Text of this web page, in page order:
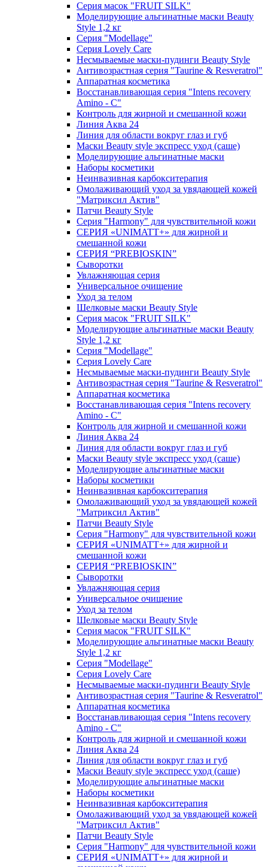
Серия масок "FRUIT SILK"
Моделирующие альгинатные маски Beauty
Style 1,2 кг
Серия "Modellage"
Cерия Lovely Care
Несмываемые маски-пудинги Beauty Style
Антивозрастная серия "Taurine & Resveratrol"
Аппаратная косметика
Восстанавливающая серия "Intens recovery
Amino - C"
Контроль для жирной и смешанной кожи
Линия Аква 24
Линия для области вокруг глаз и губ
Маски Beauty style экспресс уход (саше)
Моделирующие альгинатные маски
Наборы косметики
Неинвазивная карбокситерапия
Омолаживающий уход за увядающей кожей
"Матриксил Актив"
Патчи Beauty Style
Серия "Harmony" для чувствительной кожи
СЕРИЯ «UNIMATT+» для жирной и
смешанной кожи
СЕРИЯ “PREBIOSKIN”
Сыворотки
Увлажняющая серия
Универсальное очищение
Уход за телом
Шелковые маски Beauty Style
Серия масок "FRUIT SILK"
Моделирующие альгинатные маски Beauty
Style 1,2 кг
Серия "Modellage"
Cерия Lovely Care
Несмываемые маски-пудинги Beauty Style
Антивозрастная серия "Taurine & Resveratrol"
Аппаратная косметика
Восстанавливающая серия "Intens recovery
Amino - C"
Контроль для жирной и смешанной кожи
Линия Аква 24
Линия для области вокруг глаз и губ
Маски Beauty style экспресс уход (саше)
Моделирующие альгинатные маски
Наборы косметики
Неинвазивная карбокситерапия
Омолаживающий уход за увядающей кожей
"Матриксил Актив"
Патчи Beauty Style
Серия "Harmony" для чувствительной кожи
СЕРИЯ «UNIMATT+» для жирной и
смешанной кожи
СЕРИЯ “PREBIOSKIN”
Сыворотки
Увлажняющая серия
Универсальное очищение
Уход за телом
Шелковые маски Beauty Style
Серия масок "FRUIT SILK"
Моделирующие альгинатные маски Beauty
Style 1,2 кг
Серия "Modellage"
Cерия Lovely Care
Несмываемые маски-пудинги Beauty Style
Антивозрастная серия "Taurine & Resveratrol"
Аппаратная косметика
Восстанавливающая серия "Intens recovery
Amino - C"
Контроль для жирной и смешанной кожи
Линия Аква 24
Линия для области вокруг глаз и губ
Маски Beauty style экспресс уход (саше)
Моделирующие альгинатные маски
Наборы косметики
Неинвазивная карбокситерапия
Омолаживающий уход за увядающей кожей
"Матриксил Актив"
Патчи Beauty Style
Серия "Harmony" для чувствительной кожи
СЕРИЯ «UNIMATT+» для жирной и